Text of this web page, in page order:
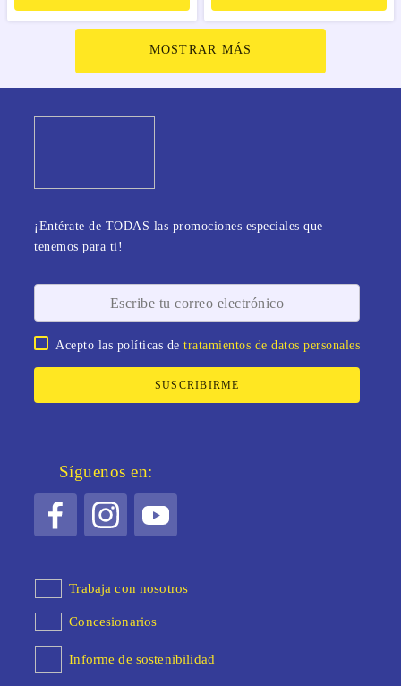
MOSTRAR MÁS
¡Entérate de TODAS las promociones especiales que
tenemos para ti!
Acepto las políticas detratamientos de datos personales
SUSCRIBIRME
Síguenos en:
Trabaja con nosotros
Concesionarios
Informe de sostenibilidad